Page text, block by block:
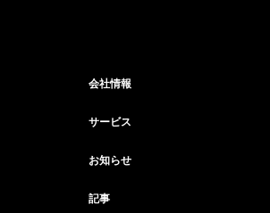
会社情報
企業情報トップ
サービス
サービス紹介 トップ
お知らせ
ニュース トップ
記事